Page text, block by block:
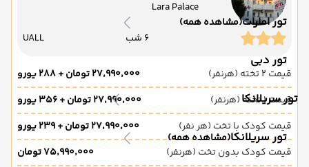
تور امارات(مشاهده همه)
تور دبی
تور سریلانکا
تور سریلانکا(مشاهده همه)
Lara Palace
6 شب UALL
قیمت 2 تخته (هرنفر)
۲۷٬۹۹۰٬۰۰۰ تومان + ۲۸۸ یورو
قیمت 1 تخته (هرنفر)
۲۷٬۹۹۰٬۰۰۰ تومان + ۳۵۶ یورو
قیمت کودک با تخت (هر نفر)
۲۷٬۹۹۰٬۰۰۰ تومان + ۲۳۹ یورو
قیمت کودک بدون تخت (هرنفر)
۷۵٬۹۹۰٬۰۰۰ تومان